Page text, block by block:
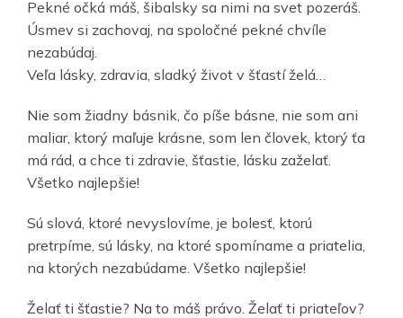
Pekné očká máš, šibalsky sa nimi na svet pozeráš.
Úsmev si zachovaj, na spoločné pekné chvíle
nezabúdaj.
Veľa lásky, zdravia, sladký život v šťastí želá…
Nie som žiadny básnik, čo píše básne, nie som ani
maliar, ktorý maľuje krásne, som len človek, ktorý ťa
má rád, a chce ti zdravie, šťastie, lásku zaželať.
Všetko najlepšie!
Sú slová, ktoré nevyslovíme, je bolesť, ktorú
pretrpíme, sú lásky, na ktoré spomíname a priatelia,
na ktorých nezabúdame. Všetko najlepšie!
Želať ti šťastie? Na to máš právo. Želať ti priateľov?